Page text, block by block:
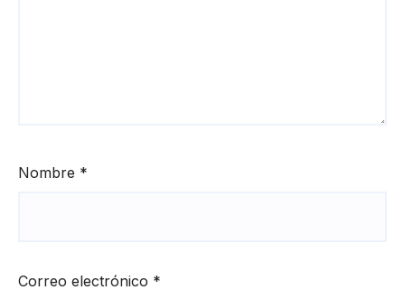
Nombre *
Correo electrónico *